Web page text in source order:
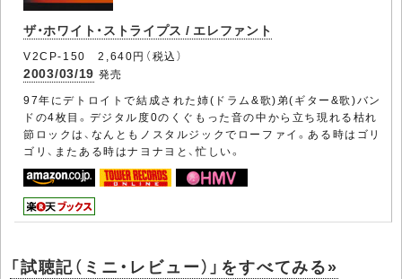
ザ・ホワイト・ストライプス / エレファント
V2CP-150 2,640円（税込）
2003/03/19 発売
97年にデトロイトで結成された姉(ドラム&歌)弟(ギター&歌)バン
ドの4枚目。デジタル度0のくぐもった音の中から立ち現れる枯れ
節ロックは、なんともノスタルジックでローファイ。ある時はゴリ
ゴリ、またある時はナヨナヨと、忙しい。
「試聴記（ミニ・レビュー）」をすべてみる»